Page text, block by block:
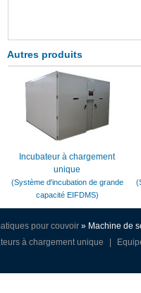
Autres produits
Incubateur à chargement
unique
(Système d'incubation de grande
capacité EIFDMS)
pour couvoir » Machine de
à chargement unique